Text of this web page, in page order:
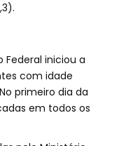
iniciou a
com idade
primeiro dia da
em todos os